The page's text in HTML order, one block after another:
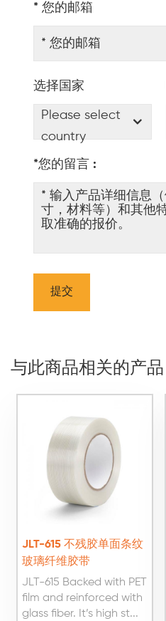
* 您的邮箱
选择国家
Please select
country
*您的留言 :
提交
与此商品相关的产品
JLT-615 不残胶单面条纹
玻璃纤维胶带
JLT-615 Backed with PET
film and reinforced with
glass fiber. It’s high st...